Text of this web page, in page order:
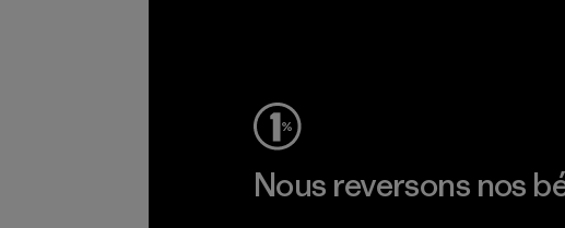
Nous reversons nos